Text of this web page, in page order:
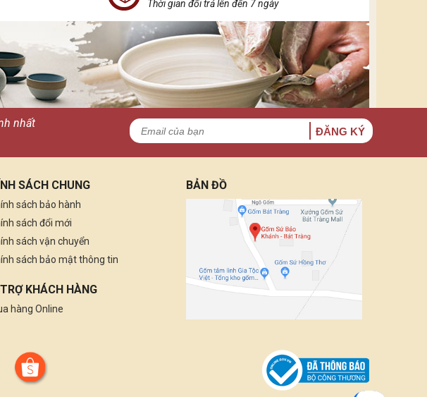
Thời gian đổi trả lên đến 7 ngày
nhất
ĐĂNG KÝ
SÁCH CHUNG
sách bảo hành
sách đổi mới
sách vận chuyển
sách bảo mật thông tin
KHÁCH HÀNG
hàng Online
BẢN ĐỒ